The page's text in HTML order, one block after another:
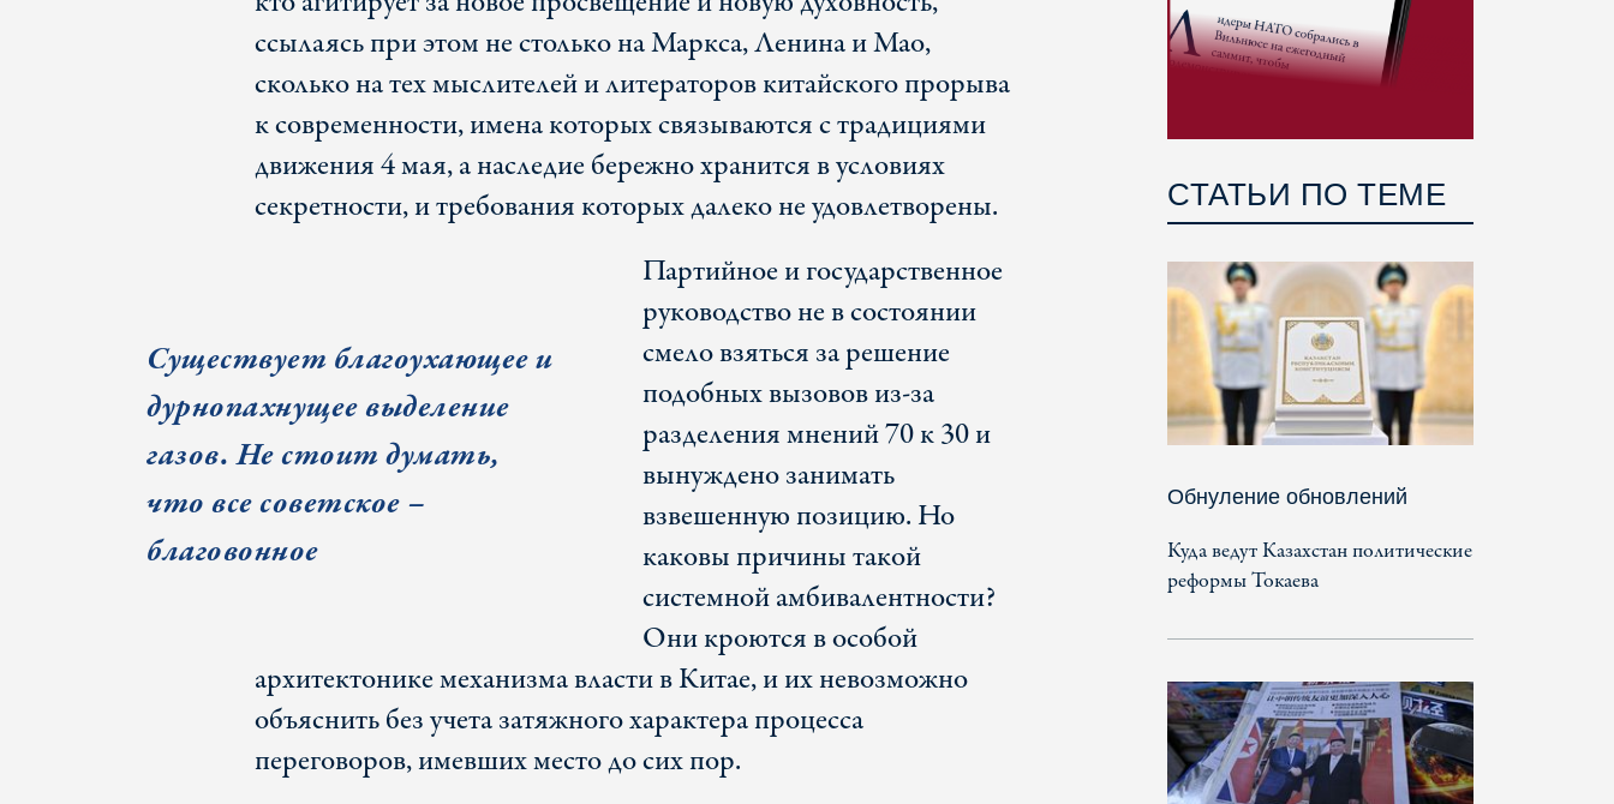
ссылаясь при этом не столько на Маркса, Ленина и Мао,
сколько на тех мыслителей и литераторов китайского прорыва
к современности, имена которых связываются с традициями
движения 4 мая, а наследие бережно хранится в условиях
секретности, и требования которых далеко не удовлетворены.
Существует благоухающее и
дурнопахнущее выделение
газов. Не стоит думать,
что все советское –
благовонное
Партийное и государственное
руководство не в состоянии
смело взяться за решение
подобных вызовов из-за
разделения мнений 70 к 30 и
вынуждено занимать
взвешенную позицию. Но
каковы причины такой
системной амбивалентности?
Они кроются в особой
архитектонике механизма власти в Китае, и их невозможно
объяснить без учета затяжного характера процесса
переговоров, имевших место до сих пор.
СТАТЬИ ПО ТЕМЕ
Обнуление обновлений
Куда ведут Казахстан политические
реформы Токаева